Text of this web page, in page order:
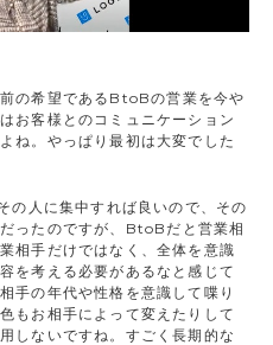
の希望であるBtoBの営業を今や
お客様とのコミュニケーション
ね。やっぱり最初は大変でした
の人に集中すれば良いので、その
ったのですが、BtoBだと営業相
相手だけではなく、全体を意識
を考える必要があるなと感じて
手の年代や性格を意識して喋り
もお相手によって変えたりして
しないですね。すごく長期的な